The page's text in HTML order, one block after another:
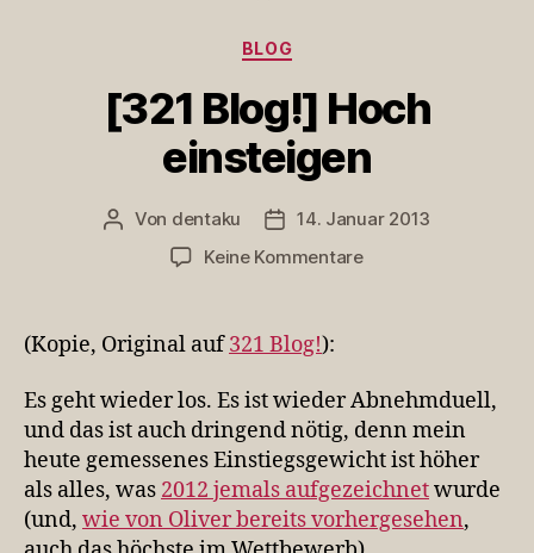
Kategorien
BLOG
[321 Blog!] Hoch
einsteigen
Beitragsautor
Von dentaku Veröffentlichungsdatum
14. Januar 2013
Keine Kommentarezu
(Kopie, Original auf321 Blog!):
Es geht wieder los. Es ist wieder Abnehmduell,
und das ist auch dringend nötig, denn mein
heute gemessenes Einstiegsgewicht ist höher
als alles, was 2012 jemals aufgezeichnetwurde
(und, wie von Oliver bereits vorhergesehen,